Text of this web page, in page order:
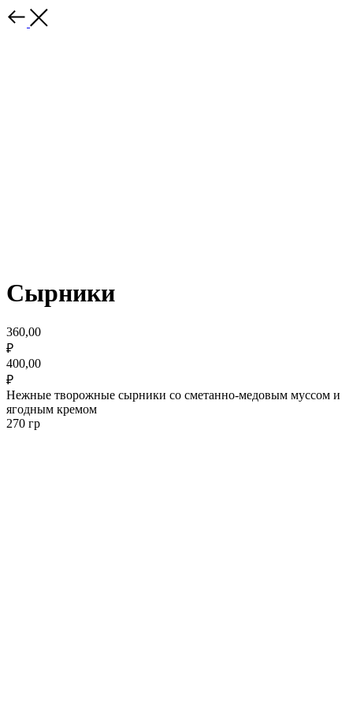
Сырники
360,00
₽
400,00
₽
Нежные творожные сырники со сметанно-медовым муссом и
ягодным кремом
270 гр